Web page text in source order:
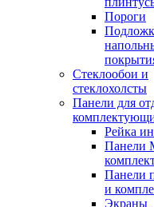
Пороги
Стеклообои и
стеклохолсты
Панели для
Рейка
Панели
Панели
и
Экраны